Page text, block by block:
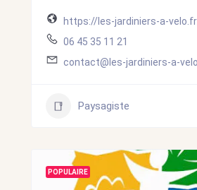
https://les-jardiniers-a-
06 45 35 11 21
contact@les-jardiniers-a-
Paysagiste
POPULAIRE